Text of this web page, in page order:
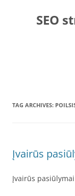
contentSEO
TAG ARCHIVES:
Įvairūs
Įvairūs